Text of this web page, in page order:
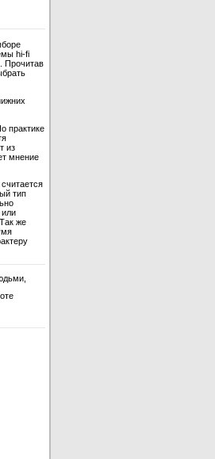
hi-fi
Прочитав
практике
из
мнение
тип
или
же